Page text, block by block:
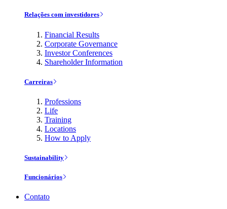
Relações com investidores
Financial Results
Corporate Governance
Investor Conferences
Shareholder Information
Carreiras
Professions
Life
Training
Locations
How to Apply
Sustainability
Funcionários
Contato